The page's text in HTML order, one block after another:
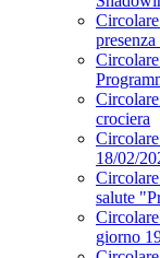
crociera
18/02/
salute
giorno